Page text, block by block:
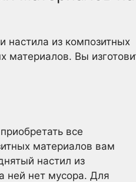
настила из композитных
материалов. Вы
все
материалов вам
настил из
ней нет мусора. Для